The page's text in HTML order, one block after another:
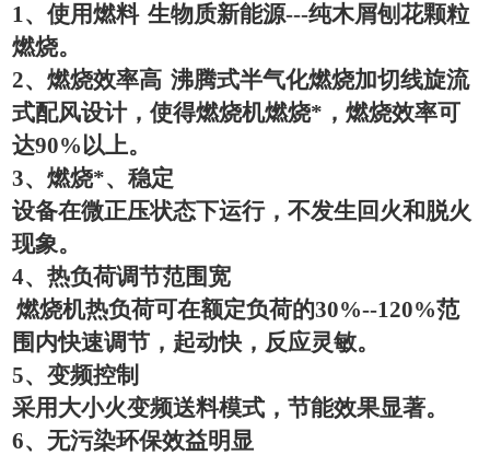
1、使用燃料 生物质新能源---纯木屑刨花颗粒
燃烧。
2、燃烧效率高 沸腾式半气化燃烧加切线旋流
式配风设计，使得燃烧机燃烧*，燃烧效率可
达90%以上。
3、燃烧*、稳定
设备在微正压状态下运行，不发生回火和脱火
现象。
4、热负荷调节范围宽
燃烧机热负荷可在额定负荷的30%--120%范
围内快速调节，起动快，反应灵敏。
5、变频控制
采用大小火变频送料模式，节能效果显著。
6、无污染环保效益明显